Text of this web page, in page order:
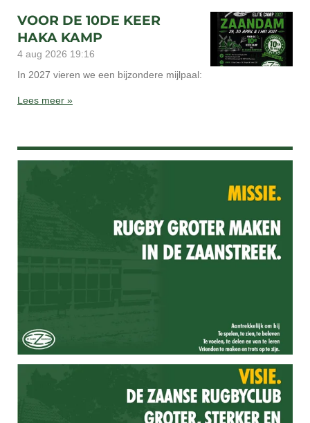
VOOR DE 10DE KEER
HAKA KAMP
4 aug 2026 19:16
In 2027 vieren we een bijzondere mijlpaal:
Lees meer »